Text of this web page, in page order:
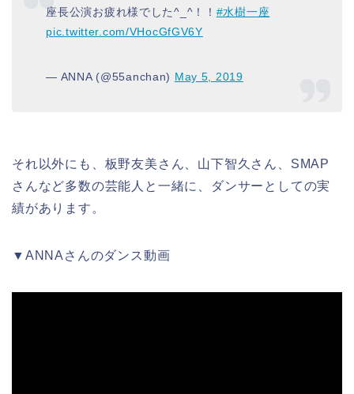
座長公演お疲れ様でした^_^！！ #水樹一座
pic.twitter.com/VHocGfGV6Y
— ANNA (@55anchan) May 5, 2019
それ以外にも、板野友美さん、山下智久さん、SMAP
さんなど多数の芸能人と一緒に、ダンサーとしての実
績があります。
▼ANNAさんのダンス動画